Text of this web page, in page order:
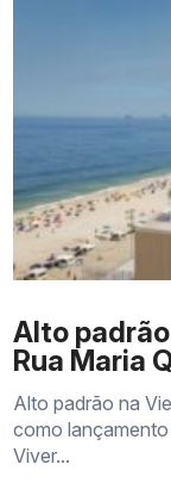
Alto
Rua Maria
Alto padrão na
como
Viver...